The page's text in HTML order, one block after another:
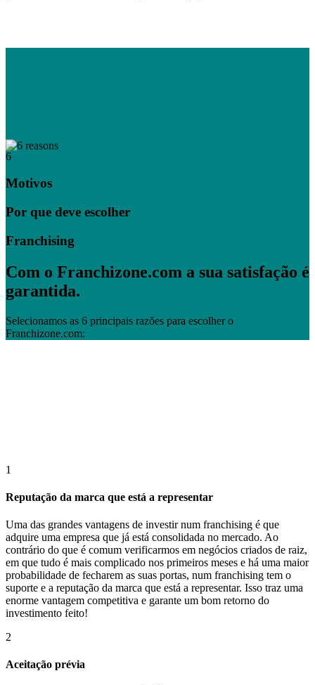
6
Motivos
Por que deve escolher
Franchising
Com o Franchizone.com a sua satisfação é
garantida.
Selecionamos as 6 principais razões para escolher o
Franchizone.com:
1
Reputação da marca que está a representar
Uma das grandes vantagens de investir num franchising é que
adquire uma empresa que já está consolidada no mercado. Ao
contrário do que é comum verificarmos em negócios criados de raiz,
em que tudo é mais complicado nos primeiros meses e há uma maior
probabilidade de fecharem as suas portas, num franchising tem o
suporte e a reputação da marca que está a representar. Isso traz uma
enorme vantagem competitiva e garante um bom retorno do
investimento feito!
2
Aceitação prévia